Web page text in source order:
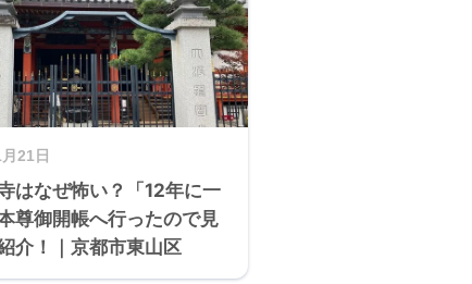
21日
はなぜ怖い？「12年に一
尊御開帳へ行ったので見
介！｜京都市東山区